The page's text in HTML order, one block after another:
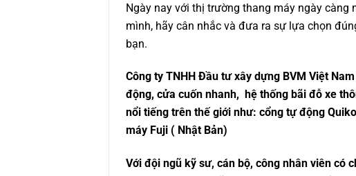
Ngày nay với thị trường thang máy ngày
mình, hãy cân nhắc và đưa ra sự lựa chọn
bạn.
Công ty TNHH Đầu tư xây dựng BVM Việt
động, cửa cuốn nhanh, hệ thống bãi đỗ xe
nổi tiếng trên thế giới như: cổng tự động
máy Fuji ( Nhật Bản)
Với đội ngũ kỹ sư, cán bộ, công nhân viên có